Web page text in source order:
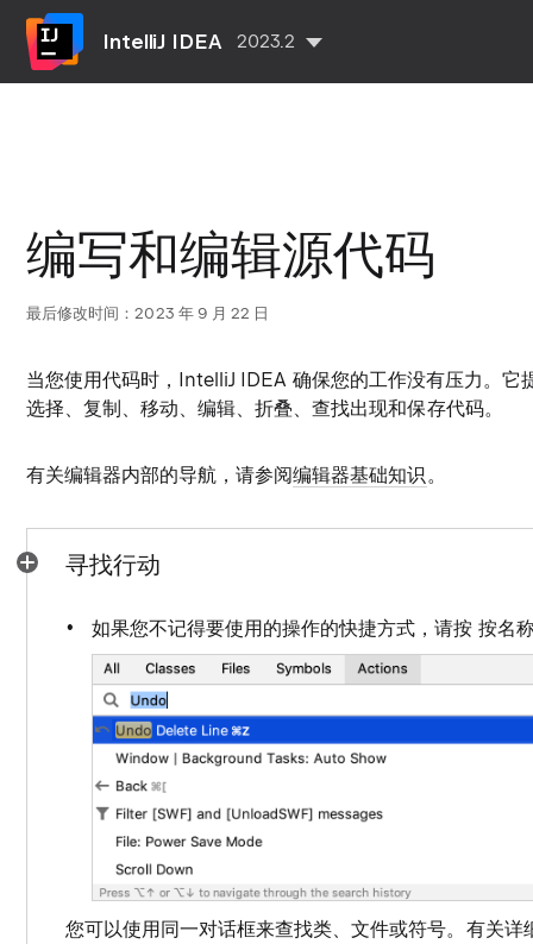
IntelliJ IDEA 2023.2
编写和编辑源代码
最后修改时间：2023 年 9 月 22 日
当您使用代码时，IntelliJ IDEA 确保您的工作没有压力。它
选择、复制、移动、编辑、折叠、查找出现和保存代码。
有关编辑器内部的导航，请参阅编辑器基础知识。
寻找行动
如果您不记得要使用的操作的快捷方式，请按 按名
您可以使用同一对话框来查找类、文件或符号。有关详